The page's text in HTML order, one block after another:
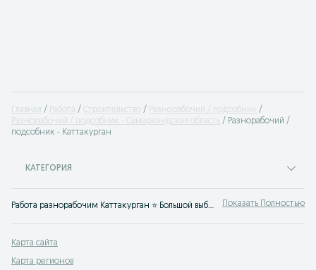
Главная Работа Строительство
Разнорабочий / подсобник
Разнорабочий / подсобник - Самаркандская область
Разнорабочий /
подсобник - Каттакурган
КАТЕГОРИЯ
Работа разнорабочим Каттакурган ⭐ Большой выбор вакансий разнорабочих ✔️ вахта ✔️ на стройку ✔️ с ежедневной оплатой ⮞⮞ OLX.uz Каттакурган Показать Полностью
Карта сайта
Карта регионов